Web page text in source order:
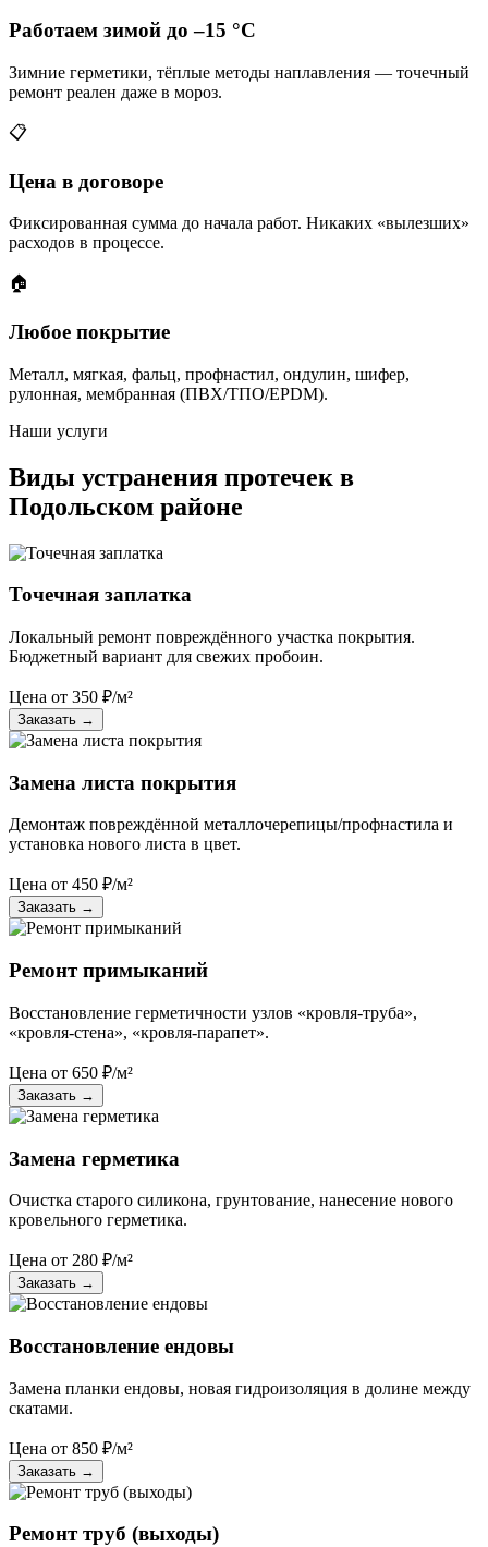
Работаем зимой до –15 °C
Зимние герметики, тёплые методы наплавления — точечный
ремонт реален даже в мороз.
📋
Цена в договоре
Фиксированная сумма до начала работ. Никаких «вылезших»
расходов в процессе.
🏠
Любое покрытие
Металл, мягкая, фальц, профнастил, ондулин, шифер,
рулонная, мембранная (ПВХ/ТПО/EPDM).
Наши услуги
Виды устранения протечек в
Подольском районе
Точечная заплатка
Локальный ремонт повреждённого участка покрытия.
Бюджетный вариант для свежих пробоин.
Цена от 350 ₽/м²
Заказать →
Замена листа покрытия
Демонтаж повреждённой металлочерепицы/профнастила и
установка нового листа в цвет.
Цена от 450 ₽/м²
Заказать →
Ремонт примыканий
Восстановление герметичности узлов «кровля-труба»,
«кровля-стена», «кровля-парапет».
Цена от 650 ₽/м²
Заказать →
Замена герметика
Очистка старого силикона, грунтование, нанесение нового
кровельного герметика.
Цена от 280 ₽/м²
Заказать →
Восстановление ендовы
Замена планки ендовы, новая гидроизоляция в долине между
скатами.
Цена от 850 ₽/м²
Заказать →
Ремонт труб (выходы)